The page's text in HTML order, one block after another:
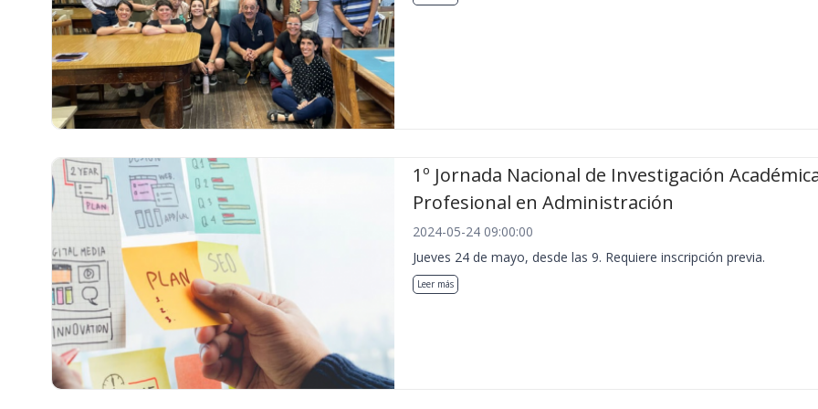
1º Jornada Nacional de Investigación
Profesional en Administración
2024-05-24 09:00:00
Jueves 24 de mayo, desde las 9. Requiere inscripción previa.
Leer más